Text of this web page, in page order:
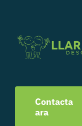
Contacta
ara